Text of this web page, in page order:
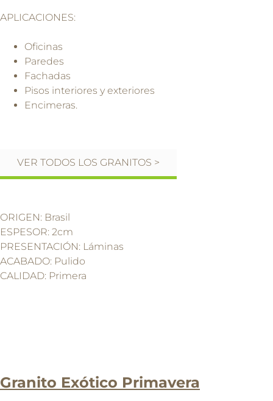
APLICACIONES:
Oficinas
Paredes
Fachadas
Pisos interiores y exteriores
Encimeras.
VER TODOS LOS GRANITOS >
ORIGEN: Brasil
ESPESOR: 2cm
PRESENTACIÓN: Láminas
ACABADO: Pulido
CALIDAD: Primera
Granito Exótico Primavera